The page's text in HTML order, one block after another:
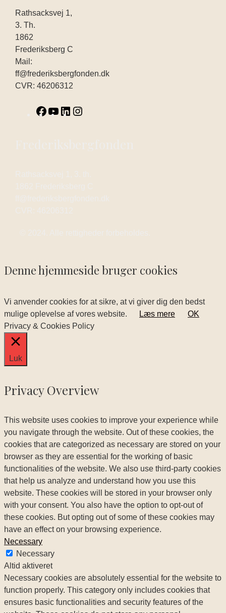
Rathsacksvej 1,
3. Th.
1862
Frederiksberg C
Mail:
ff@frederiksbergfonden.dk
CVR: 46206312
Denne hjemmeside bruger cookies
Vi anvender cookies for at sikre, at vi giver dig den bedst
mulige oplevelse af vores website.
Læs mere
OK
Privacy & Cookies Policy
Luk
Privacy Overview
This website uses cookies to improve your experience while
you navigate through the website. Out of these cookies, the
cookies that are categorized as necessary are stored on your
browser as they are essential for the working of basic
functionalities of the website. We also use third-party cookies
that help us analyze and understand how you use this
website. These cookies will be stored in your browser only
with your consent. You also have the option to opt-out of
these cookies. But opting out of some of these cookies may
have an effect on your browsing experience.
Necessary
Necessary
Altid aktiveret
Necessary cookies are absolutely essential for the website to
function properly. This category only includes cookies that
ensures basic functionalities and security features of the